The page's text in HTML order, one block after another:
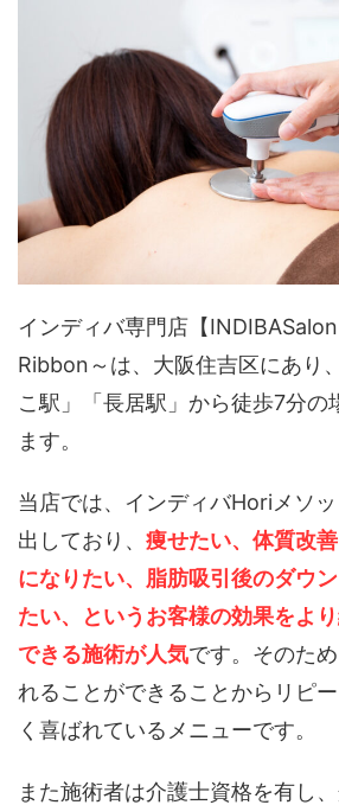
インディバ専門店【
Ribbon～は、大阪住吉区にあり
こ駅」「長居駅」から徒歩7分の
ます。
当店では、インディバHoriメソ
出しており、 痩せたい、体質改
になりたい、脂肪吸引後のダウ
たい、というお客様の効果をよ
できる施術が人気です。そのた
れることができることからリピ
く喜ばれているメニューです。
また施術者は介護士資格を有し